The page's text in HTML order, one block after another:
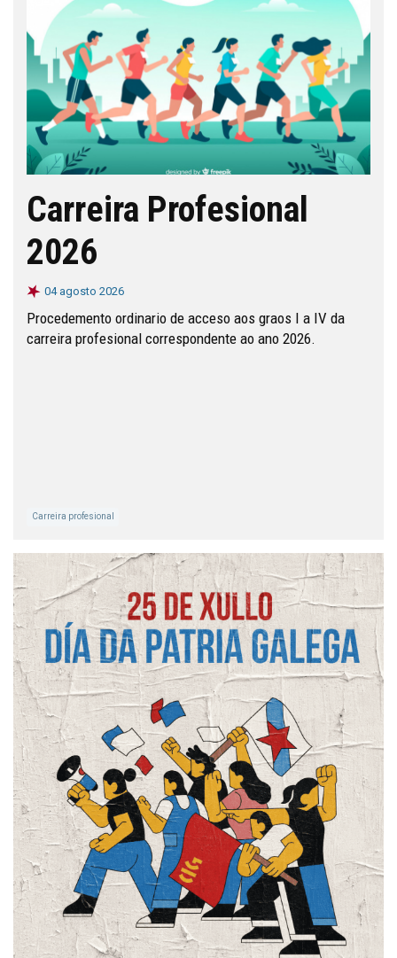
Carreira Profesional
2026
04 agosto 2026
Procedemento ordinario de acceso aos graos I a IV da
carreira profesional correspondente ao ano 2026.
Carreira profesional